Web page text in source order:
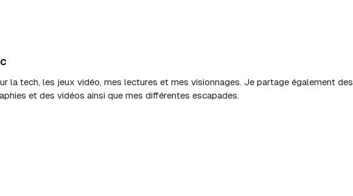
la tech, les jeux vidéo, mes lectures et mes visionnages. Je partage également des
et des vidéos ainsi que mes différentes escapades.